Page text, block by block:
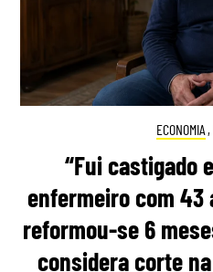
ECONOMIA ,
“Fui castigado
enfermeiro com 43
reformou-se 6
considera corte